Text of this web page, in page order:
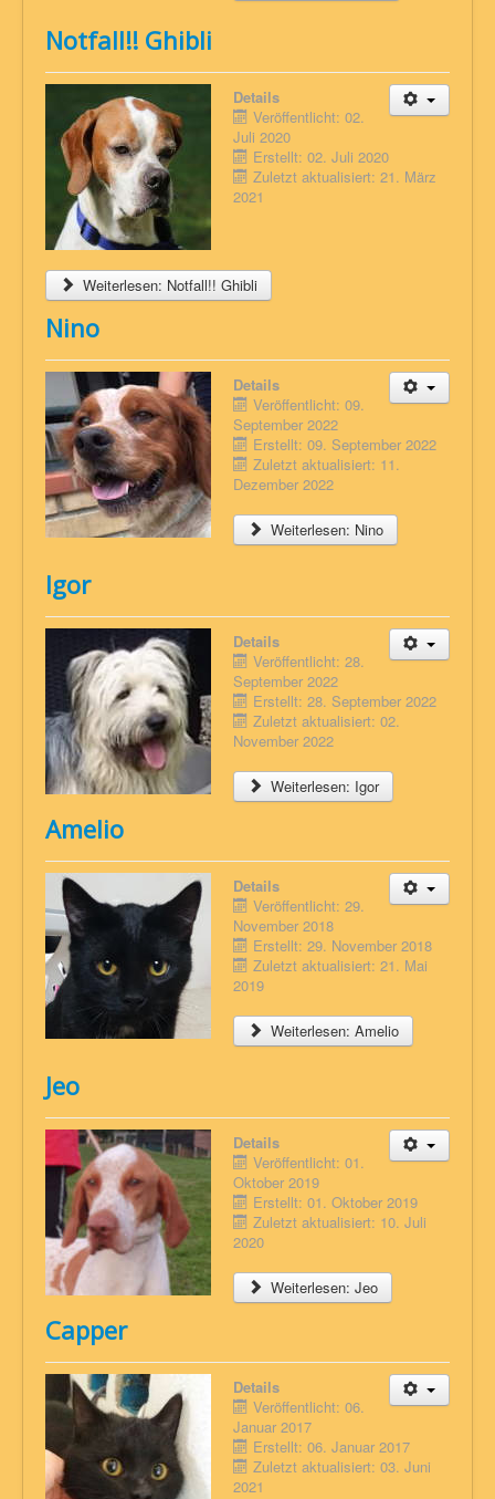
Notfall!! Ghibli
Details
Veröffentlicht: 02.
Juli 2020
Erstellt: 02. Juli 2020
Zuletzt aktualisiert: 21. März
2021
Weiterlesen: Notfall!! Ghibli
Nino
Details
Veröffentlicht: 09.
September 2022
Erstellt: 09. September 2022
Zuletzt aktualisiert: 11.
Dezember 2022
Weiterlesen: Nino
Igor
Details
Veröffentlicht: 28.
September 2022
Erstellt: 28. September 2022
Zuletzt aktualisiert: 02.
November 2022
Weiterlesen: Igor
Amelio
Details
Veröffentlicht: 29.
November 2018
Erstellt: 29. November 2018
Zuletzt aktualisiert: 21. Mai
2019
Weiterlesen: Amelio
Jeo
Details
Veröffentlicht: 01.
Oktober 2019
Erstellt: 01. Oktober 2019
Zuletzt aktualisiert: 10. Juli
2020
Weiterlesen: Jeo
Capper
Details
Veröffentlicht: 06.
Januar 2017
Erstellt: 06. Januar 2017
Zuletzt aktualisiert: 03. Juni
2021